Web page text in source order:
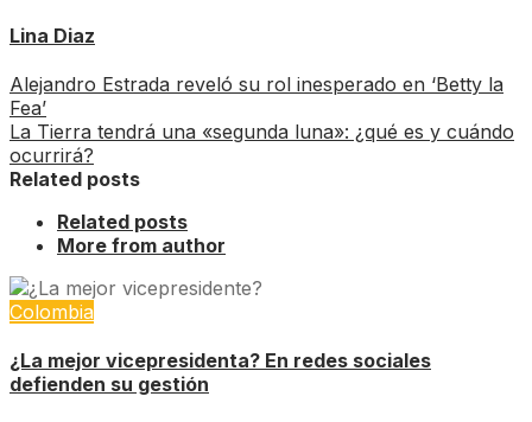
Lina Diaz
Alejandro Estrada reveló su rol inesperado en ‘Betty la
Fea’
La Tierra tendrá una «segunda luna»: ¿qué es y cuándo
ocurrirá?
Related posts
Related posts
More from author
Colombia
¿La mejor vicepresidenta? En redes sociales
defienden su gestión